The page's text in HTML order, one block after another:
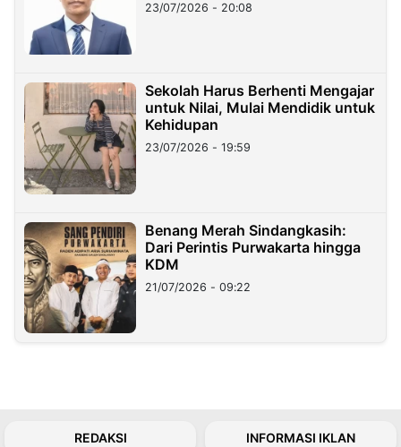
23/07/2026 - 20:08
Sekolah Harus Berhenti Mengajar
untuk Nilai, Mulai Mendidik untuk
Kehidupan
23/07/2026 - 19:59
Benang Merah Sindangkasih:
Dari Perintis Purwakarta hingga
KDM
21/07/2026 - 09:22
REDAKSI INFORMASI IKLAN